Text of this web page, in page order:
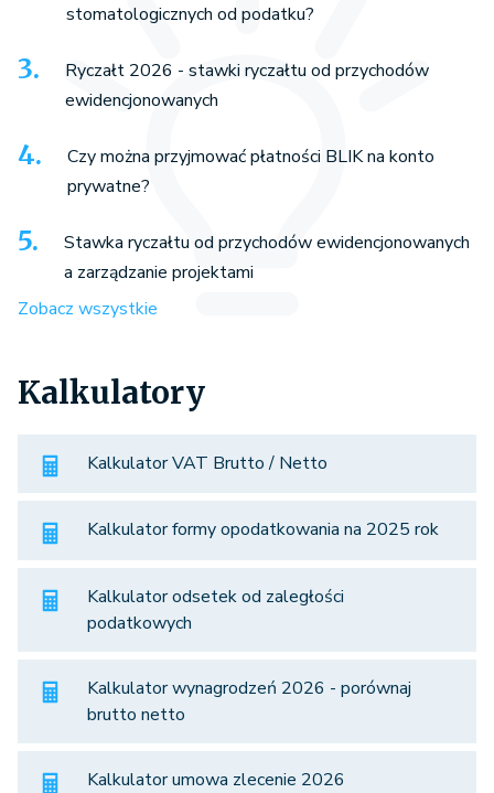
stomatologicznych od podatku?
Ryczałt 2026 - stawki ryczałtu od przychodów
ewidencjonowanych
Czy można przyjmować płatności BLIK na konto
prywatne?
Stawka ryczałtu od przychodów ewidencjonowanych
a zarządzanie projektami
Zobacz wszystkie
Kalkulatory
Kalkulator VAT Brutto / Netto
Kalkulator formy opodatkowania na 2025 rok
Kalkulator odsetek od zaległości
podatkowych
Kalkulator wynagrodzeń 2026 - porównaj
brutto netto
Kalkulator umowa zlecenie 2026